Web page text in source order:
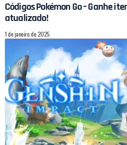
Códigos Pokémon Go – Ganhe
atualizado!
1 de janeiro de 2025